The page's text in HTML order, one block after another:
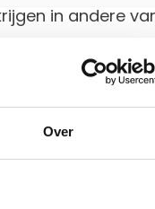
Over
in andere
Veilig betalen